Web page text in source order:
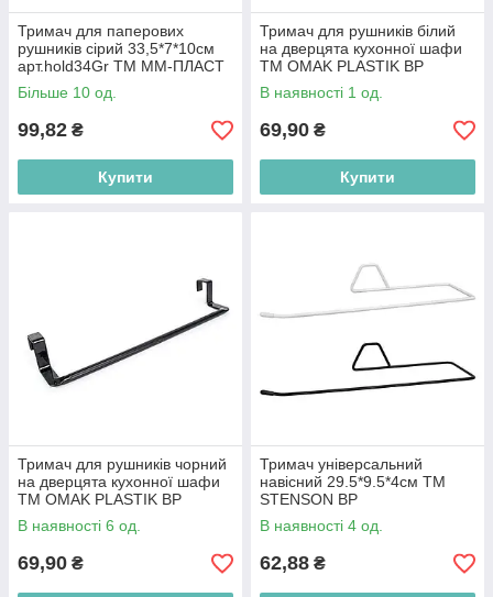
Тримач для паперових
рушників сірий 33,5*7*10см
арт.hold34Gr ТМ ММ-ПЛАСТ
BP
Більше 10 од.
99,82 ₴
Купити
Тримач для рушників білий
на дверцята кухонної шафи
ТМ OMAK PLASTIK BP
В наявності 1 од.
69,90 ₴
Купити
Тримач для рушників чорний
на дверцята кухонної шафи
ТМ OMAK PLASTIK BP
В наявності 6 од.
69,90 ₴
Тримач універсальний
навісний 29.5*9.5*4см ТМ
STENSON BP
В наявності 4 од.
62,88 ₴